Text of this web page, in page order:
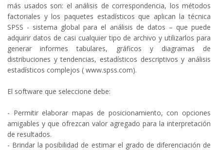
más usados son: el análisis de correspondencia, los métodos
factoriales y los paquetes estadísticos que aplican la técnica
SPSS - sistema global para el análisis de datos – que puede
adquirir datos de casi cualquier tipo de archivo y utilizarlos para
generar informes tabulares, gráficos y diagramas de
distribuciones y tendencias, estadísticos descriptivos y análisis
estadísticos complejos ( www.spss.com).
El software que seleccione debe:
- Permitir elaborar mapas de posicionamiento, con opciones
amigables y que ofrezcan valor agregado para la interpretación
de resultados.
- Brindar la posibilidad de estimar el grado de diferenciación de